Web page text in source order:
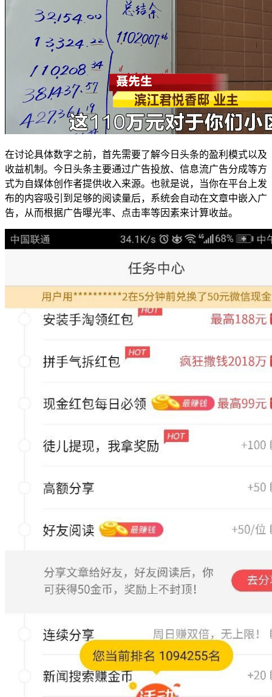
在讨论具体数字之前，首先需要了解今日头条的盈利模式以及
收益机制。今日头条主要通过广告投放、信息流广告分成等方
式为自媒体创作者提供收入来源。也就是说，当你在平台上发
布的内容吸引到足够的阅读量后，系统会自动在文章中嵌入广
告，从而根据广告曝光率、点击率等因素来计算收益。